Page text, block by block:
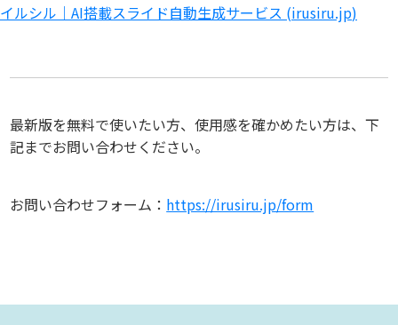
イルシル｜AI搭載スライド自動生成サービス (irusiru.jp)
最新版を無料で使いたい方、使用感を確かめたい方は、下
記までお問い合わせください。
お問い合わせフォーム： https://irusiru.jp/form